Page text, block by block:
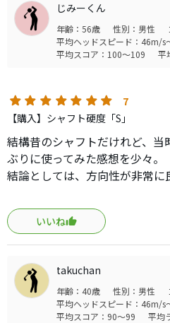
じみーくん
年齢：56歳 性別：男性
平均ヘッドスピード：46m/s
平均スコア：100～109
平
7
【購入】シャフト硬度「S」
結構昔のシャフトだけれど、当
ぶりに使ってみた感想を少々。
結論としては、方向性が非常
今風の軽めで撓り戻りが早い
にある、緩めのフィーリング。
全体的にしなる中調子でゆっ
なさいは無い。
意外としっかりと叩けるので、
る。
50ｇSRに慣れた身体でも、ま
いいね
takuchan
年齢：40歳 性別：男性
平均ヘッドスピード：46m/s
平均スコア：90～99
平均